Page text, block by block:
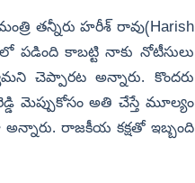
తన్నీరు హరీశ్ రావు(Harish
పడింది కాబట్టి నాకు నోటీసులు
చెప్పారట అన్నారు. కొందరు
మెప్పుకోసం అతి చేస్తే మూల్యం
రాజకీయ కక్షతో ఇబ్బంది